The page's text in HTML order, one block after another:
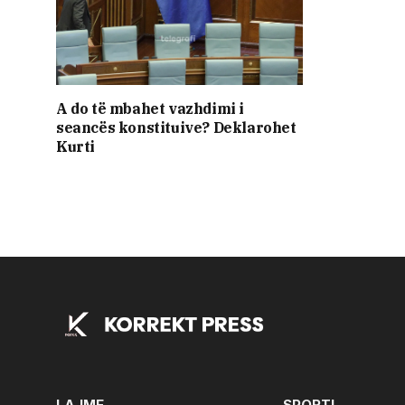
A do të mbahet vazhdimi i
seancës konstituive? Deklarohet
Kurti